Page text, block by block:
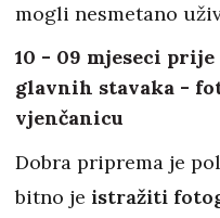
mogli nesmetano
10 - 09 mjeseci
glavnih stavaka -
vjenčanicu
Dobra priprema je
bitno je istražiti